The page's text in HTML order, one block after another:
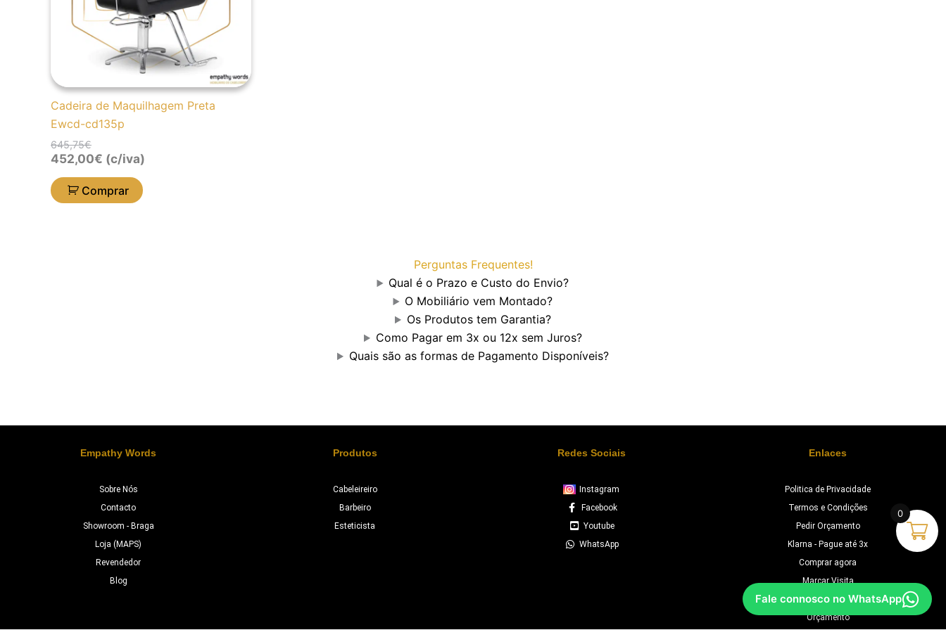
Cadeira de Maquilhagem Preta
Ewcd-cd135p
645,75€
452,00€ (c/iva)
Comprar
Perguntas Frequentes!
Qual é o Prazo e Custo do Envio?
O Mobiliário vem Montado?
Os Produtos tem Garantia?
Como Pagar em 3x ou 12x sem Juros?
Quais são as formas de Pagamento Disponíveis?
Empathy Words
Sobre Nós
Contacto
Showroom - Braga
Loja (MAPS)
Revendedor
Blog
Produtos
Cabeleireiro
Barbeiro
Esteticista
Redes Sociais
Instagram
Facebook
Youtube
WhatsApp
Enlaces
Politica de Privacidade
Termos e Condições
Pedir Orçamento
Klarna - Pague até 3x
Comprar agora
Marcar Visita
Chave na Mão
Orçamento
Fale connosco no WhatsApp
0